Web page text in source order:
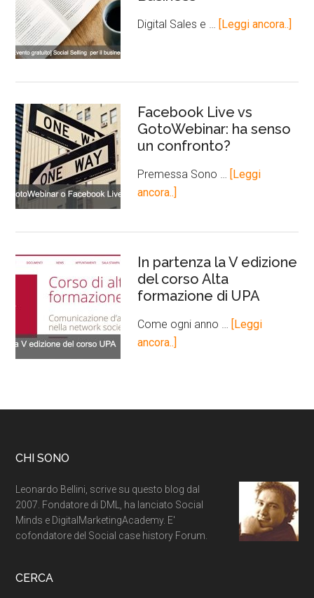
Digital Sales e … [Leggi ancora..]
Facebook Live vs
GotoWebinar: ha senso
un confronto?
Premessa Sono … [Leggi
ancora..]
In partenza la V edizione
del corso Alta
formazione di UPA
Come ogni anno … [Leggi
ancora..]
CHI SONO
Leonardo Bellini, scrive su questo blog dal
2007. Fondatore di DML, ha lanciato Social
Minds e DigitalMarketingAcademy. E'
cofondatore del Social case history Forum.
CERCA